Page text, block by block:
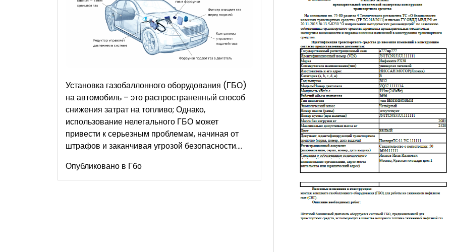
Установка газобаллонного оборудования (ГБО)
на автомобиль – это распространенный способ
снижения затрат на топливо; Однако,
использование нелегального ГБО может
привести к серьезным проблемам, начиная от
штрафов и заканчивая угрозой безопасности.…
Опубликовано в Гбо